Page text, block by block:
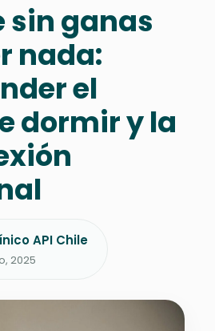
sin ganas
nada:
el
dormir y la
API Chile
2025